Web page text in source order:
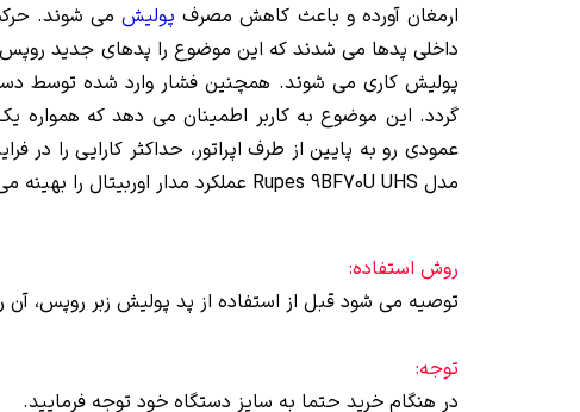
ارمغان آورده و باعث کاهش مصرف پولیشمی شوند.
پولیش کاری می شوند. همچنین فشار وارد شده توسط
گردد. این موضوع به کاربر اطمینان می دهد که همواره
مدل Rupes 9BF70U UHS عملکرد مدار اوربیتال را بهینه می سازد.
روش استفاده:
توصیه می شود قبل از استفاده از پد پولیش زبر روپس، آن
توجه:
در هنگام خرید حتما به سایز دستگاه خود توجه فرمایید.